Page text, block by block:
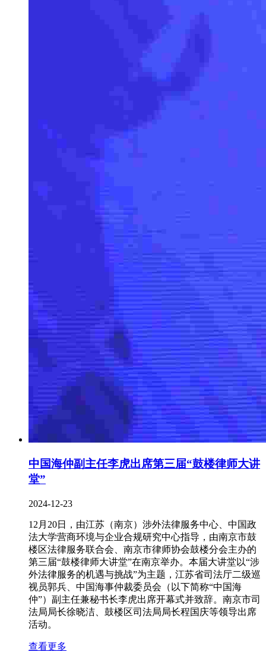
中国海仲副主任李虎出席第三届“鼓楼律师大讲
堂”
2024-12-23
12月20日，由江苏（南京）涉外法律服务中心、中国政
法大学营商环境与企业合规研究中心指导，由南京市鼓
楼区法律服务联合会、南京市律师协会鼓楼分会主办的
第三届“鼓楼律师大讲堂”在南京举办。本届大讲堂以“涉
外法律服务的机遇与挑战”为主题，江苏省司法厅二级巡
视员郭兵、中国海事仲裁委员会（以下简称“中国海
仲”）副主任兼秘书长李虎出席开幕式并致辞。南京市司
法局局长徐晓洁、鼓楼区司法局局长程国庆等领导出席
活动。
查看更多